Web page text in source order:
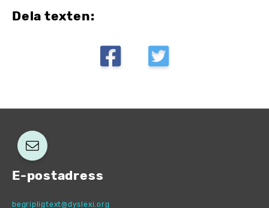
Dela texten:
E-postadress
begripligtext@dyslexi.org